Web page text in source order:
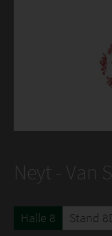
Neyt - Van
Halle 8 Stand